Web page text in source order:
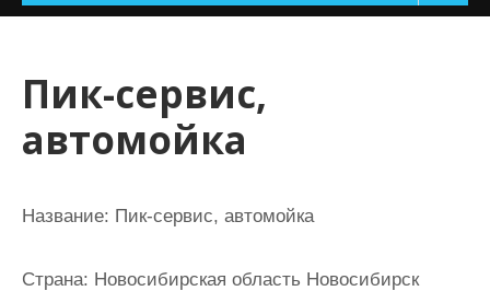
а
Пик-сервис,
автомойка
Название: Пик-сервис, автомойка
Страна: Новосибирская область Новосибирск